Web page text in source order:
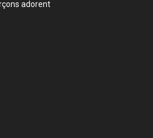
adorent